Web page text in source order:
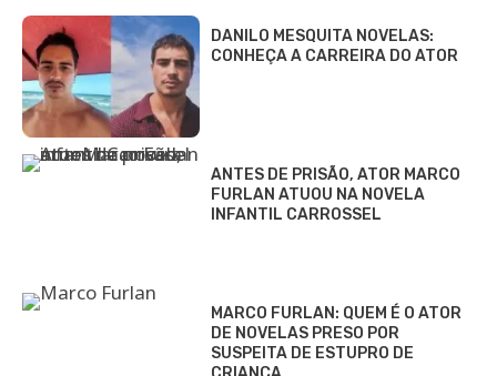
DANILO MESQUITA NOVELAS:
CONHEÇA A CARREIRA DO ATOR
ANTES DE PRISÃO, ATOR MARCO
FURLAN ATUOU NA NOVELA
INFANTIL CARROSSEL
MARCO FURLAN: QUEM É O ATOR
DE NOVELAS PRESO POR
SUSPEITA DE ESTUPRO DE